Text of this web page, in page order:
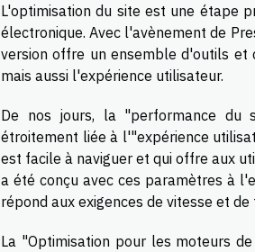
L'optimisation du site est une étape
électronique. Avec l'avènement de
version offre un ensemble d'outils et
mais aussi l'expérience utilisateur.
De nos jours, la "performance du
étroitement liée à l'"expérience
est facile à naviguer et qui offre aux
a été conçu avec ces paramètres à
répond aux exigences de vitesse et
La "Optimisation pour les moteurs